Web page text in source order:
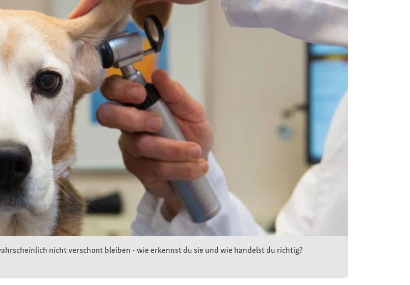
nicht verschont bleiben - wie erkennst du sie und wie handelst du richtig?